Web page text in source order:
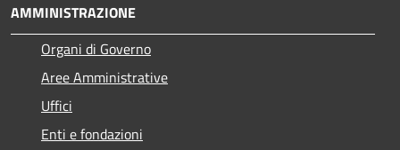
AMMINISTRAZIONE
Organi di Governo
Aree Amministrative
Uffici
Enti e fondazioni